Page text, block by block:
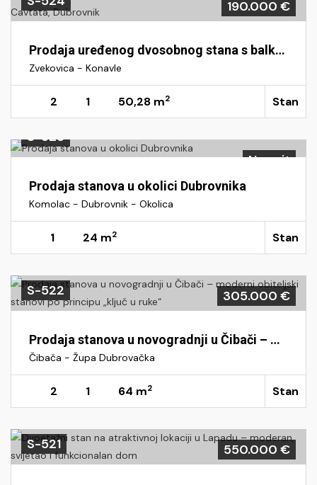
190.000 €
Prodaja uređenog dvosobnog stana s balkonom u blizini Cavtata, Dubrovnik
Zvekovica - Konavle
2 1 50,28 m2 Stan
Na upit
S-523
Prodaja stanova u okolici Dubrovnika
Komolac - Dubrovnik - Okolica
1 24 m2 Stan
305.000 €
S-522
Prodaja stanova u novogradnji u Čibači – moderni obiteljski stanovi po principu „ključ u ruke“
Čibača - Župa Dubrovačka
2 1 64 m2 Stan
550.000 €
S-521